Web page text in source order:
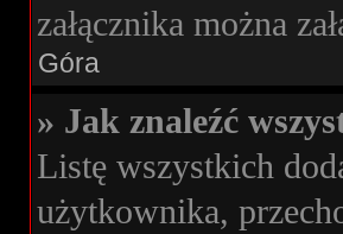
załącznika można
Góra
» Jak znaleźć
Listę wszystkich
użytkownika,